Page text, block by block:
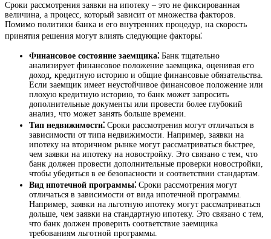
Сроки рассмотрения заявки на ипотеку – это не фиксированная
величина, а процесс, который зависит от множества факторов.
Помимо политики банка и его внутренних процедур, на скорость
принятия решения могут влиять следующие факторы⁚
Финансовое состояние заемщика⁚ Банк тщательно
анализирует финансовое положение заемщика, оценивая его
доход, кредитную историю и общие финансовые обязательства.
Если заемщик имеет неустойчивое финансовое положение или
плохую кредитную историю, то банк может запросить
дополнительные документы или провести более глубокий
анализ, что может занять больше времени.
Тип недвижимости⁚ Сроки рассмотрения могут отличаться в
зависимости от типа недвижимости. Например, заявки на
ипотеку на вторичном рынке могут рассматриваться быстрее,
чем заявки на ипотеку на новостройку. Это связано с тем, что
банк должен провести дополнительные проверки новостройки,
чтобы убедиться в ее безопасности и соответствии стандартам.
Вид ипотечной программы⁚ Сроки рассмотрения могут
отличаться в зависимости от вида ипотечной программы.
Например, заявки на льготную ипотеку могут рассматриваться
дольше, чем заявки на стандартную ипотеку. Это связано с тем,
что банк должен проверить соответствие заемщика
требованиям льготной программы.